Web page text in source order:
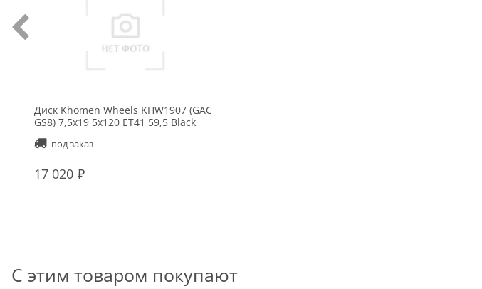
Диск Khomen Wheels KHW1907 (GAC
GS8) 7,5x19 5x120 ET41 59,5 Black
под заказ
17 020
С этим товаром покупают